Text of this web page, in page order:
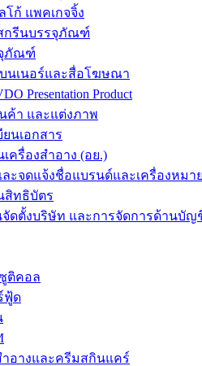
ก้ แพคเกจจิ้ง
กรีนบรรจุภัณฑ์
ภัณฑ์
นเนอร์และสื่อโฆษณา
Presentation Product
ค้า และแต่งภาพ
นเอกสาร
ครื่องสำอาง (อย.)
ะจดแจ้งชื่อแบรนด์และเครื่องหมา
สิทธิบัตร
จัดตั้งบริษัท และการจัดการด้านบัญ
ติคอล
ฟู้ด
อางและครีมสกินแคร์